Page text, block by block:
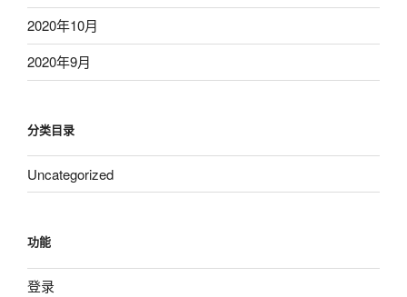
2020年10月
2020年9月
分类目录
Uncategorized
功能
登录